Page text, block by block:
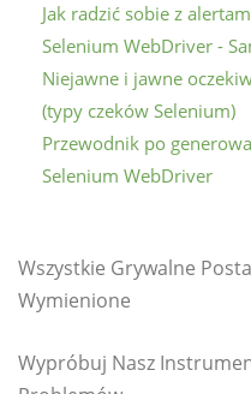
Jak radzić sobie z
Selenium WebDriver -
Niejawne i jawne
(typy czeków Selenium)
Przewodnik po
Selenium WebDriver
Wszystkie Grywalne
Wymienione
Wypróbuj Nasz